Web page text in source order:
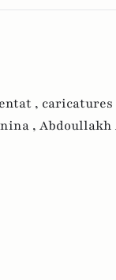
, caricatures
, Abdoullakh